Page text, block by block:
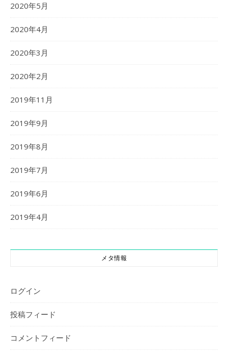
2020年5月
2020年4月
2020年3月
2020年2月
2019年11月
2019年9月
2019年8月
2019年7月
2019年6月
2019年4月
メタ情報
ログイン
投稿フィード
コメントフィード